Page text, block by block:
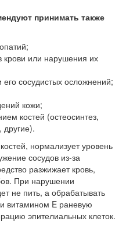
принимать также
крови или нарушения их
сосудистых осложнений;
кожи;
костей (остеосинтез,
другие).
нормализует уровень
сосудов из-за
разжижает кровь,
При нарушении
не пить, а обрабатывать
витамином E раневую
эпителиальных клеток.